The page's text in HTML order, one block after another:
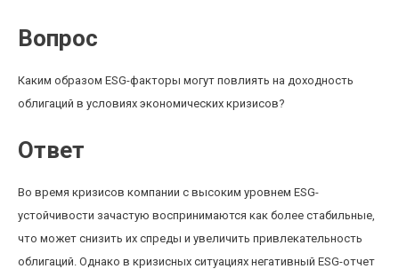
Вопрос
Каким образом ESG-факторы могут повлиять на доходность
облигаций в условиях экономических кризисов?
Ответ
Во время кризисов компании с высоким уровнем ESG-
устойчивости зачастую воспринимаются как более стабильные,
что может снизить их спреды и увеличить привлекательность
облигаций. Однако в кризисных ситуациях негативный ESG-отчет